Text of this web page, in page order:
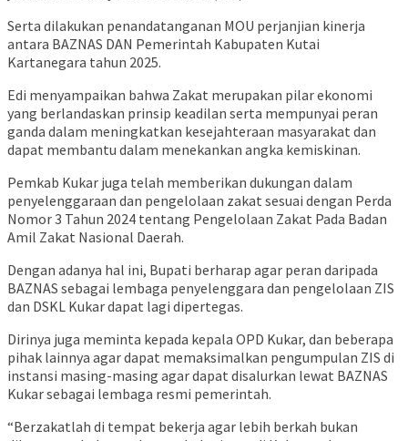
Serta dilakukan penandatanganan MOU perjanjian kinerja
antara BAZNAS DAN Pemerintah Kabupaten Kutai
Kartanegara tahun 2025.
Edi menyampaikan bahwa Zakat merupakan pilar ekonomi
yang berlandaskan prinsip keadilan serta mempunyai peran
ganda dalam meningkatkan kesejahteraan masyarakat dan
dapat membantu dalam menekankan angka kemiskinan.
Pemkab Kukar juga telah memberikan dukungan dalam
penyelenggaraan dan pengelolaan zakat sesuai dengan Perda
Nomor 3 Tahun 2024 tentang Pengelolaan Zakat Pada Badan
Amil Zakat Nasional Daerah.
Dengan adanya hal ini, Bupati berharap agar peran daripada
BAZNAS sebagai lembaga penyelenggara dan pengelolaan ZIS
dan DSKL Kukar dapat lagi dipertegas.
Dirinya juga meminta kepada kepala OPD Kukar, dan beberapa
pihak lainnya agar dapat memaksimalkan pengumpulan ZIS di
instansi masing-masing agar dapat disalurkan lewat BAZNAS
Kukar sebagai lembaga resmi pemerintah.
“Berzakatlah di tempat bekerja agar lebih berkah bukan